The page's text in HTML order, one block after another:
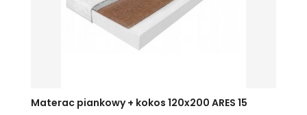
Materac piankowy + kokos 120x200 ARES 15